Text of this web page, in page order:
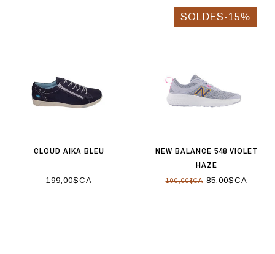
CLOUD AIKA BLEU
199,00$CA
SOLDES-15%
NEW BALANCE 548 VIOLET
HAZE
100,00$CA85,00$CA